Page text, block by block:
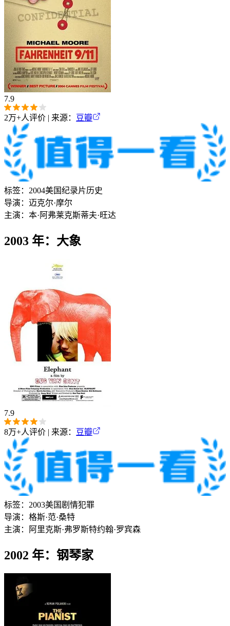
7.9
2万+人评价 | 来源： 豆瓣
标签： 2004美国纪录片历史
导演： 迈克尔·摩尔
主演： 本·阿弗莱克斯蒂夫·旺达
2003 年：大象
7.9
8万+人评价 | 来源： 豆瓣
标签： 2003美国 剧情犯罪
导演： 格斯·范·桑特
主演：
阿里克斯·弗罗斯特约翰·罗宾森
2002 年：钢琴家